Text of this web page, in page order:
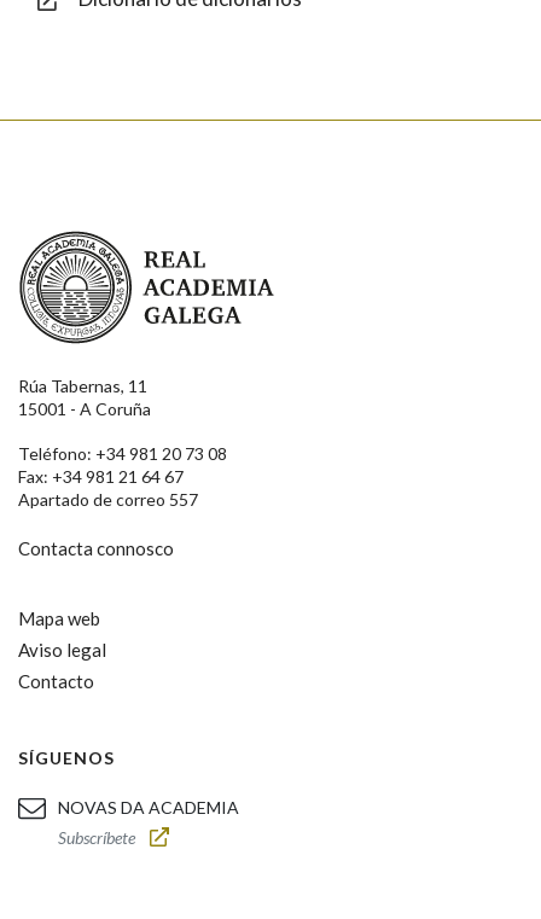
Real Academia Galega
Rúa Tabernas, 11
15001 - A Coruña
Teléfono: +34 981 20 73 08
Fax: +34 981 21 64 67
Apartado de correo 557
Contacta connosco
Mapa web
Aviso legal
Contacto
SÍGUENOS
NOVAS DA ACADEMIA
Subscríbete